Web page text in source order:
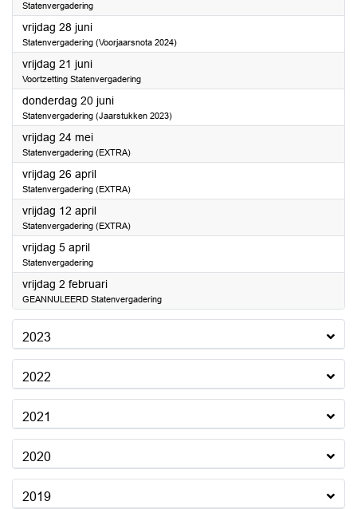
Statenvergadering
vrijdag 28 juni2024
Statenvergadering (Voorjaarsnota 2024)
vrijdag 21 juni2024
Voortzetting Statenvergadering
donderdag 20 juni2024
Statenvergadering (Jaarstukken 2023)
vrijdag 24 mei2024
Statenvergadering (EXTRA)
vrijdag 26 april2024
Statenvergadering (EXTRA)
vrijdag 12 april2024
Statenvergadering (EXTRA)
vrijdag 5 april2024
Statenvergadering
vrijdag 2 februari2024
GEANNULEERD Statenvergadering
2023
2022
2021
2020
2019